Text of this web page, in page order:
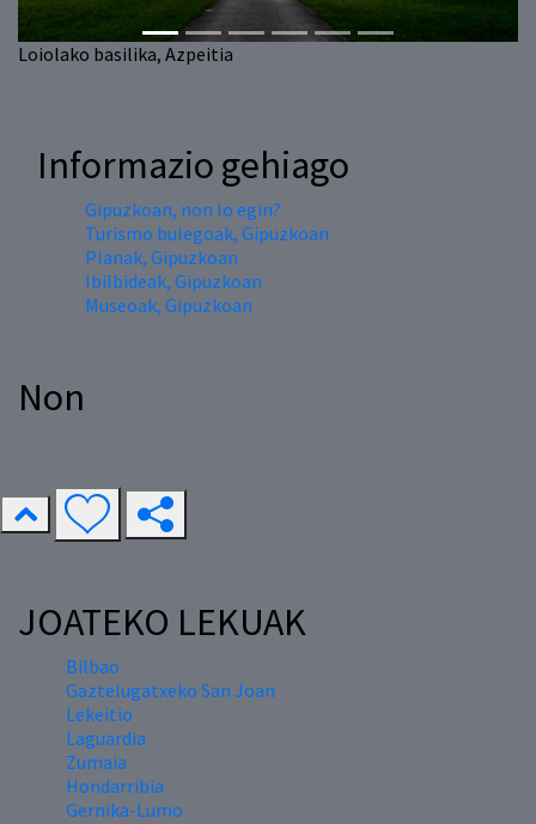
Loiolako basilika, Azpeitia
Informazio gehiago
Gipuzkoan, non lo egin?
Turismo bulegoak, Gipuzkoan
Planak, Gipuzkoan
Ibilbideak, Gipuzkoan
Museoak, Gipuzkoan
Non
JOATEKO LEKUAK
Bilbao
Gaztelugatxeko San Joan
Lekeitio
Laguardia
Zumaia
Hondarribia
Gernika-Lumo